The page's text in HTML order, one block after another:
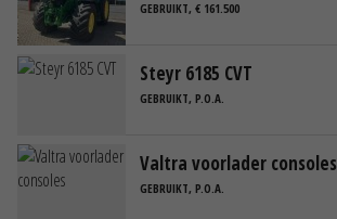
GEBRUIKT, € 161.500
Steyr 6185 CVT
GEBRUIKT, P.O.A.
Valtra voorlader consoles
GEBRUIKT, P.O.A.